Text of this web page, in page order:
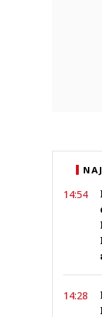
14:54
14:28